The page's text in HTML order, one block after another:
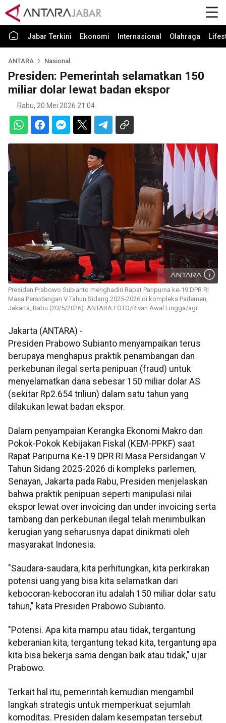
Jabar Terkini Ekonomi Internasional Olahraga
ANTARA Nasional
Presiden: Pemerintah selamatkan 150
miliar dolar lewat badan ekspor
Rabu, 20 Mei 2026 21:04
Presiden Prabowo Subianto menghadiri Rapat Paripurna ke-19 DPR RI
Masa Persidangan V Tahun Sidang 2025-2026 di kompleks Parlemen,
Jakarta, Rabu (20/5/2026). ANTARA FOTO/Rivan Awal Lingga/agr
Jakarta (ANTARA) -
Presiden Prabowo Subianto menyampaikan terus
berupaya menghapus praktik penambangan dan
perkebunan ilegal serta penipuan (fraud) untuk
menyelamatkan dana sebesar 150 miliar dolar AS
(sekitar Rp2.654 triliun) dalam satu tahun yang
dilakukan lewat badan ekspor.
Dalam penyampaian Kerangka Ekonomi Makro dan
Pokok-Pokok Kebijakan Fiskal (KEM-PPKF) saat
Rapat Paripurna Ke-19 DPR RI Masa Persidangan V
Tahun Sidang 2025-2026 di kompleks parlemen,
Senayan, Jakarta pada Rabu, Presiden menjelaskan
bahwa praktik penipuan seperti manipulasi nilai
ekspor lewat over invoicing dan under invoicing serta
tambang dan perkebunan ilegal telah menimbulkan
kerugian yang seharusnya dapat dinikmati oleh
masyarakat Indonesia.
"Saudara-saudara, kita perhitungkan, kita perkirakan
potensi uang yang bisa kita selamatkan dari
kebocoran-kebocoran itu adalah 150 miliar dolar satu
tahun," kata Presiden Prabowo Subianto.
"Potensi. Apa kita mampu atau tidak, tergantung
keberanian kita, tergantung tekad kita, tergantung apa
kita bisa bekerja sama dengan baik atau tidak," ujar
Prabowo.
Terkait hal itu, pemerintah kemudian mengambil
langkah strategis untuk memperkuat sejumlah
komoditas. Presiden dalam kesempatan tersebut